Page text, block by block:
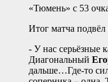
«Тюмень» с 53
Итог матча
- У нас серьёзные
Диагональный
дальше…Где-то